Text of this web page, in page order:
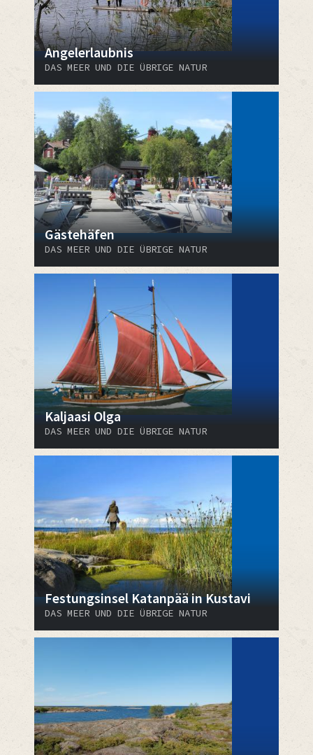
Angelerlaubnis
DAS MEER UND DIE ÜBRIGE NATUR
Gästehäfen
DAS MEER UND DIE ÜBRIGE NATUR
Kaljaasi Olga
DAS MEER UND DIE ÜBRIGE NATUR
Festungsinsel Katanpää in Kustavi
DAS MEER UND DIE ÜBRIGE NATUR